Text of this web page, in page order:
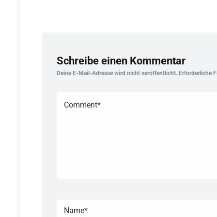
Schreibe einen Kommentar
Deine E-Mail-Adresse wird nicht veröffentlicht. Erforderliche